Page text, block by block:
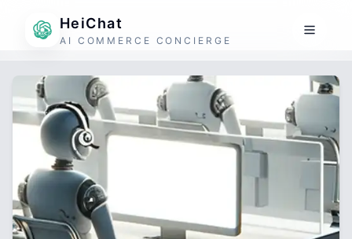
HeiChat
AI COMMERCE CONCIERGE